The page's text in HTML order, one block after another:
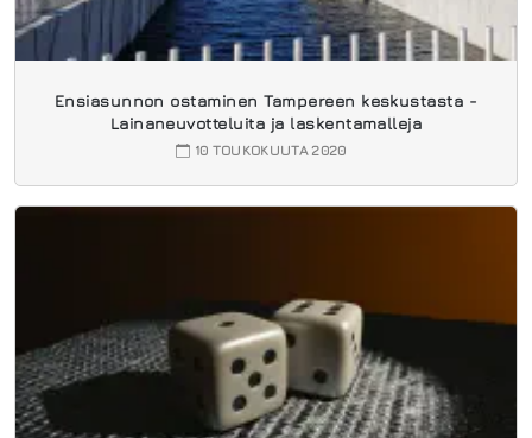
Ensiasunnon ostaminen Tampereen keskustasta -
Lainaneuvotteluita ja laskentamalleja
10 TOUKOKUUTA 2020